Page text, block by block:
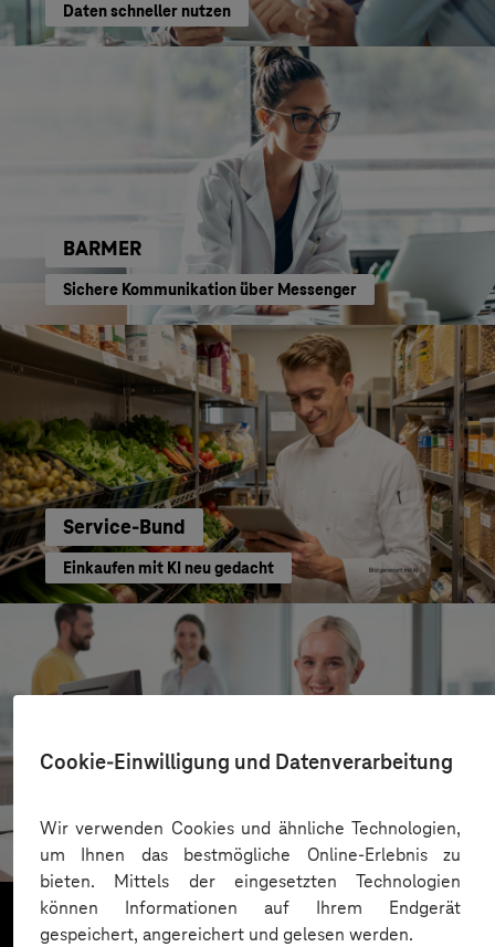
Cookie-Einwilligung und Datenverarbeitung
Wir verwenden Cookies und ähnliche Technologien,
um Ihnen das bestmögliche Online-Erlebnis zu
bieten. Mittels der eingesetzten Technologien
können Informationen auf Ihrem Endgerät
gespeichert, angereichert und gelesen werden.
Daten schneller nutzen
BARMER
Sichere Kommunikation über Messenger
Service-Bund
Einkaufen mit KI neu gedacht
KI für moderne Verwaltung